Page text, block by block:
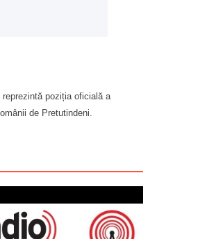
poziția oficială a
de Pretutindeni.